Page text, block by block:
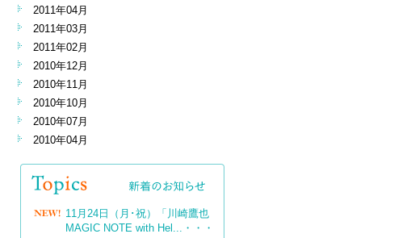
2011年04月
2011年03月
2011年02月
2010年12月
2010年11月
2010年10月
2010年07月
2010年04月
11月24日（月･祝）「川崎鷹也
MAGIC NOTE with Hel... ・・・